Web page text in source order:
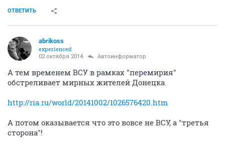
ОТВЕТИТЬ
abrikoss
experienced
02 октября 2014 Автоинформатор
А тем временем ВСУ в рамках "перемирия"
обстреливает мирных жителей Донецка.
http://ria.ru/world/20141002/1026576420.htm
А потом оказывается что это вовсе не ВСУ, а "третья
сторона"!